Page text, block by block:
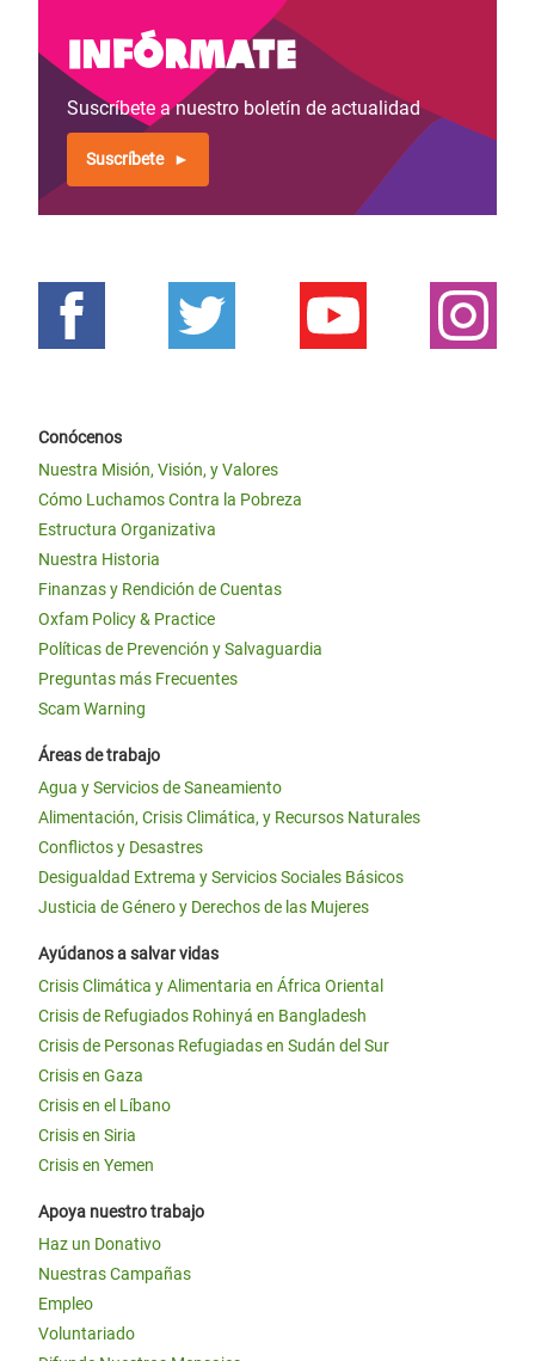
Infórmate
Suscríbete a nuestro boletín de actualidad
Suscríbete
Conócenos
Nuestra Misión, Visión, y Valores
Cómo Luchamos Contra la Pobreza
Estructura Organizativa
Nuestra Historia
Finanzas y Rendición de Cuentas
Oxfam Policy & Practice
Políticas de Prevención y Salvaguardia
Preguntas más Frecuentes
Scam Warning
Áreas de trabajo
Agua y Servicios de Saneamiento
Alimentación, Crisis Climática, y Recursos Naturales
Conflictos y Desastres
Desigualdad Extrema y Servicios Sociales Básicos
Justicia de Género y Derechos de las Mujeres
Ayúdanos a salvar vidas
Crisis Climática y Alimentaria en África Oriental
Crisis de Refugiados Rohinyá en Bangladesh
Crisis de Personas Refugiadas en Sudán del Sur
Crisis en Gaza
Crisis en el Líbano
Crisis en Siria
Crisis en Yemen
Apoya nuestro trabajo
Haz un Donativo
Nuestras Campañas
Empleo
Voluntariado